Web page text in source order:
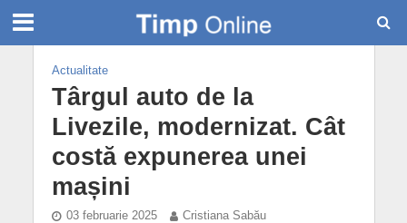
Actualitate
Târgul auto de la
Livezile, modernizat. Cât
costă expunerea unei
mașini
03 februarie 2025
Cristiana Sabău